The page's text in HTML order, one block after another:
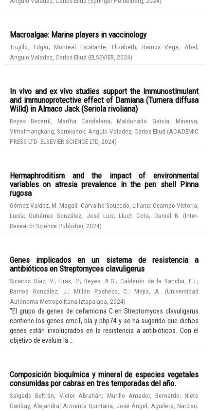
Macroalgae: Marine players in vaccinology
Trujillo, Edgar;Monreal Escalante, Elizabeth; Ramos Vega, Abel;
Angulo Valadez, Carlos Eliud (ELSEVIER 2024)
In vivo and ex vivo studies support the immunostimulant
and immunoprotective effect of Damiana (Turnera diffusa
Willd) in Almaco Jack (Seriola rivoliana)
Reyes Becerril, Martha Candelaria;Maldonado García, Minerva;
Vimolmangkang, Sornkanok; Angulo Valadez, Carlos Eliud (ACADEMIC
PRESS LTD- ELSEVIER SCIENCE LTD 2024)
Hermaphroditism and the impact of environmental
variables on atresia prevalence in the pen shell Pinna
rugosa
Gómez Valdez, M. Magali; Carvalho Saucedo, Liliana; Ocampo Victoria,
Lucía;Gutiérrez González, José Luis;Lluch Cota, Daniel B. (Inter-
Research Science Publisher, 2024)
Genes implicados en un sistema de resistencia a
antibióticos en Streptomyces clavuligerus
Sicairos Díaz, V.;Liras, P.;Reyes, A.G. ; Calderón de la Sancha, F.J.;
Barrios González, J. ; Millán Pacheco, C.;Mejía, A. (Universidad
Autónoma Metropolitana-Iztapalapa 2024)
"El grupo de genes de cefamicina C en Streptomyces clavuligerus
contiene los genes cmcT, bla y pbp74 y se ha sugerido que dichos
genes están involucrados en la resistencia a antibióticos. Con el
objetivo de evaluar la ...
Composición bioquímica y mineral de especies vegetales
consumidas por cabras en tres temporadas del año.
Salgado Beltrán, Víctor Abrahán; Murillo Amador, Bernardo;Nieto
Garibay, Alejandra; Armenta Quintana, José Ángel; Aguilera, Narciso;